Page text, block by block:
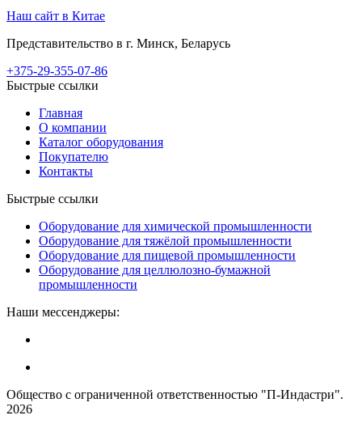
Наш сайт в Китае
Представительство в г. Минск, Беларусь
+375-29-355-07-86
Быстрые ссылки
Главная
О компании
Каталог оборудования
Покупателю
Контакты
Быстрые ссылки
Оборудование для химической промышленности
Оборудование для тяжёлой промышленности
Оборудование для пищевой промышленности
Оборудование для целлюлозно-бумажной
промышленности
Наши мессенджеры:
Общество с ограниченной ответственностью "П-Индастри".
2026